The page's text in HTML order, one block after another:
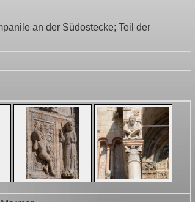
an der Südostecke; Teil der